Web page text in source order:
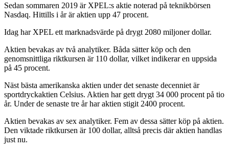
Sedan sommaren 2019 är XPEL:s aktie noterad på teknikbörsen
Nasdaq. Hittills i år är aktien upp 47 procent.
Idag har XPEL ett marknadsvärde på drygt 2080 miljoner dollar.
Aktien bevakas av två analytiker. Båda sätter köp och den
genomsnittliga riktkursen är 110 dollar, vilket indikerar en uppsida
på 45 procent.
Näst bästa amerikanska aktien under det senaste decenniet är
sportdryckaktien Celsius. Aktien har gett drygt 34 000 procent på tio
år. Under de senaste tre år har aktien stigit 2400 procent.
Aktien bevakas av sex analytiker. Fem av dessa sätter köp på aktien.
Den viktade riktkursen är 100 dollar, alltså precis där aktien handlas
just nu.